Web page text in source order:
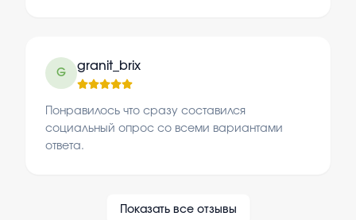
G
granit_brix
Понравилось что сразу составился
социальный опрос со всеми вариантами
ответа.
Показать все отзывы